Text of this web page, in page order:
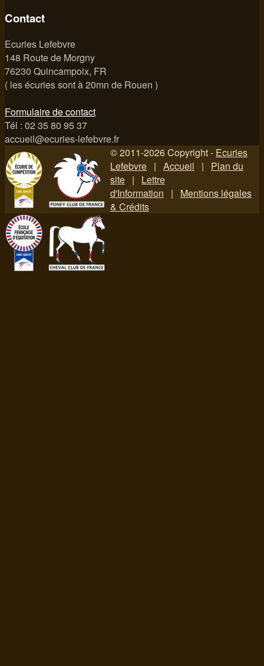
Contact
Ecuries Lefebvre
148 Route de Morgny
76230 Quincampoix, FR
( les écuries sont à 20mn de Rouen )
Formulaire de contact
Tél : 02 35 80 95 37
accueil@ecuries-lefebvre.fr
© 2011-2026 Copyright - Ecuries
Lefebvre | Accueil | Plan du
site | Lettre
d'Information | Mentions légales
& Crédits